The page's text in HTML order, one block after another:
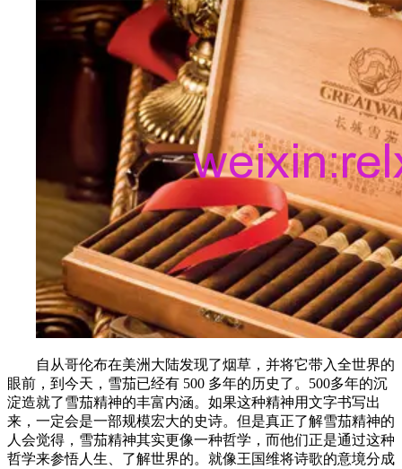
自从哥伦布在美洲大陆发现了烟草，并将它带入全世界的
眼前，到今天，雪茄已经有 500 多年的历史了。500多年的沉
淀造就了雪茄精神的丰富内涵。如果这种精神用文字书写出
来，一定会是一部规模宏大的史诗。但是真正了解雪茄精神的
人会觉得，雪茄精神其实更像一种哲学，而他们正是通过这种
哲学来参悟人生、了解世界的。就像王国维将诗歌的意境分成